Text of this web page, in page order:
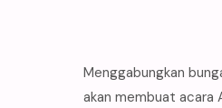
Menggabungkan
akan membuat acara